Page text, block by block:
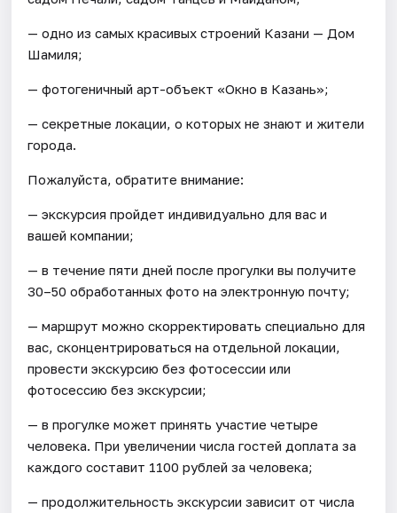
— одно из самых красивых строений Казани — Дом
Шамиля;
— фотогеничный арт-объект «Окно в Казань»;
— секретные локации, о которых не знают и жители
города.
Пожалуйста, обратите внимание:
— экскурсия пройдет индивидуально для вас и
вашей компании;
— в течение пяти дней после прогулки вы получите
30–50 обработанных фото на электронную почту;
— маршрут можно скорректировать специально для
вас, сконцентрироваться на отдельной локации,
провести экскурсию без фотосессии или
фотосессию без экскурсии;
— в прогулке может принять участие четыре
человека. При увеличении числа гостей доплата за
каждого составит 1100 рублей за человека;
— продолжительность экскурсии зависит от числа